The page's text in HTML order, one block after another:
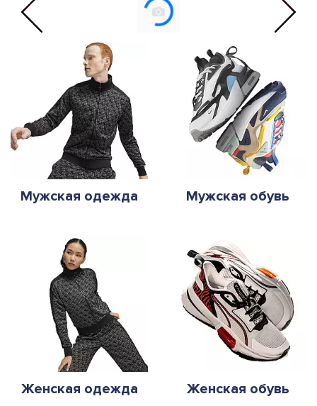
Мужская одежда Мужская обувь
Женская одежда Женская обувь